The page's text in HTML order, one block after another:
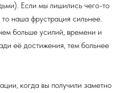
Если мы лишились чего-то
наша фрустрация сильнее.
больше усилий, времени и
её достижения, тем больнее
когда вы получили заметно